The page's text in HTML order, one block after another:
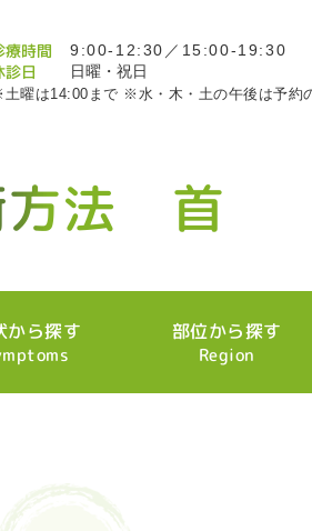
療時間 9:00-12:30／15:00-19:30
診日 日曜・祝日
曜は14:00まで ※水・木・土の午後は予約
方法 首
方法 首
方法 首
方法 首
方法 首
方法 首
方法 首
方法 首
方法 首
方法 首
方法 首
方法 首
方法 首
方法 首
方法 首
方法 首
方法 首
方法 首
方法 首
方法 首
方法 首
方法 首
方法 首
方法 首
方法 首
方法 首
方法 首
方法 首
方法 首
方法 首
方法 首
方法 首
方法 首
方法 首
方法 首
方法 首
方法 首
方法 首
方法 首
方法 首
方法 首
方法 首
方法 首
方法 首
方法 首
方法 首
方法 首
方法 首
方法 首
方法 首
方法 首
方法 首
方法 首
方法 首
方法 首
方法 首
方法 首
方法 首
方法 首
方法 首
方法 首
方法 首
方法 首
方法 首
方法 首
方法 首
方法 首
方法 首
方法 首
方法 首
方法 首
方法 首
方法 首
方法 首
方法 首
方法 首
方法 首
方法 首
方法 首
方法 首
方法 首
方法 首
方法 首
方法 首
方法 首
方法 首
方法 首
方法 首
方法 首
方法 首
方法 首
方法 首
方法 首
方法 首
方法 首
方法 首
方法 首
方法 首
から探す 部位から探す
Region